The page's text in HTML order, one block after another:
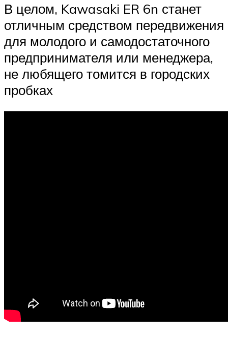
В целом, Kawasaki ER 6n станет
отличным средством передвижения
для молодого и самодостаточного
предпринимателя или менеджера,
не любящего томится в городских
пробках